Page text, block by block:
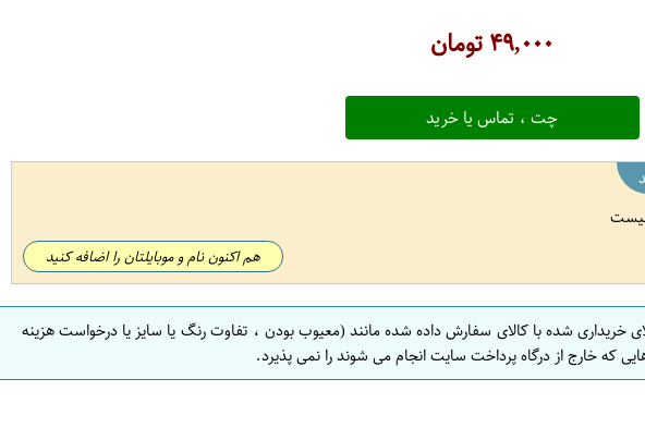
۴۹,۰۰۰تومان
چت ، تماس یا خرید
هم اکنون نام و موبایلتان را اضافه کنید
خریداری شده با کالای سفارش داده شده مانند (معیوب بودن ، تفاوت رنگ یا سایز یا درخواست هزینه
که خارج از درگاه پرداخت سایت انجام می شوند را نمی پذیرد.